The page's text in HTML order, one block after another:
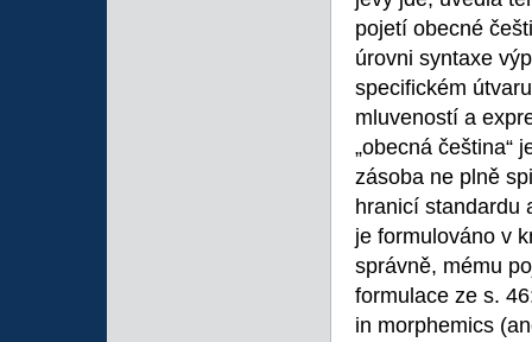
pojetí obecné
úrovni syntaxe
specifickém
mluveností a
„obecná čeština“
zásoba ne plně
hranicí standardu
je formulováno v
správně, mému
formulace ze s.
in morphemics